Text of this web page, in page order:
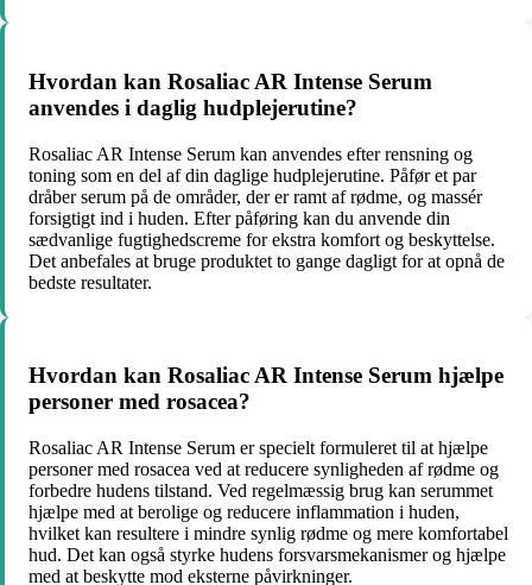
Hvordan kan Rosaliac AR Intense Serum
anvendes i daglig hudplejerutine?
Rosaliac AR Intense Serum kan anvendes efter rensning og
toning som en del af din daglige hudplejerutine. Påfør et par
dråber serum på de områder, der er ramt af rødme, og massér
forsigtigt ind i huden. Efter påføring kan du anvende din
sædvanlige fugtighedscreme for ekstra komfort og beskyttelse.
Det anbefales at bruge produktet to gange dagligt for at opnå de
bedste resultater.
Hvordan kan Rosaliac AR Intense Serum hjælpe
personer med rosacea?
Rosaliac AR Intense Serum er specielt formuleret til at hjælpe
personer med rosacea ved at reducere synligheden af rødme og
forbedre hudens tilstand. Ved regelmæssig brug kan serummet
hjælpe med at berolige og reducere inflammation i huden,
hvilket kan resultere i mindre synlig rødme og mere komfortabel
hud. Det kan også styrke hudens forsvarsmekanismer og hjælpe
med at beskytte mod eksterne påvirkninger.